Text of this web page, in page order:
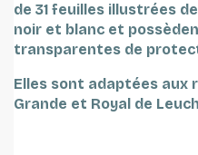
de 31 feuilles illustrées
noir et blanc et
transparentes de
Elles sont adaptées aux
Grande et Royal de